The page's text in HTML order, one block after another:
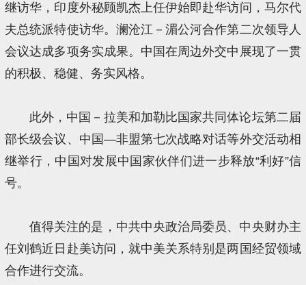
继访华，印度外秘顾凯杰上任伊始即赴华访问，马尔代
夫总统派特使访华。澜沧江－湄公河合作第二次领导人
会议达成多项务实成果。中国在周边外交中展现了一贯
的积极、稳健、务实风格。
此外，中国－拉美和加勒比国家共同体论坛第二届
部长级会议、中国—非盟第七次战略对话等外交活动相
继举行，中国对发展中国家伙伴们进一步释放“利好”信
号。
值得关注的是，中共中央政治局委员、中央财办主
任刘鹤近日赴美访问，就中美关系特别是两国经贸领域
合作进行交流。